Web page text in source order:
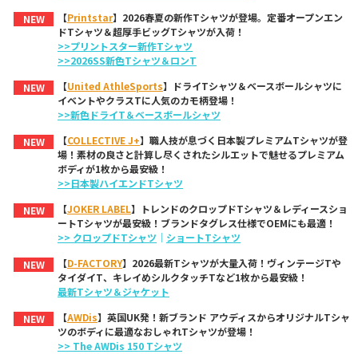
NEW
【Printstar】2026春夏の新作Tシャツが登場。定番オープンエン
ドTシャツ＆超厚手ビッグTシャツが入荷！
>>プリントスター新作Tシャツ
>>2026SS新色Tシャツ＆ロンT
NEW
【United AthleSports】ドライTシャツ＆ベースボールシャツに
イベントやクラスTに人気のカモ柄登場！
>>新色ドライT＆ベースボールシャツ
NEW
【COLLECTIVE J+】職人技が息づく日本製プレミアムTシャツが登
場！素材の良さと計算し尽くされたシルエットで魅せるプレミアム
ボディが1枚から最安級！
>>日本製ハイエンドTシャツ
NEW
【JOKER LABEL】トレンドのクロップドTシャツ＆レディースショ
ートTシャツが最安級！ブランドタグレス仕様でOEMにも最適！
>> クロップドTシャツ ｜ ショートTシャツ
NEW
【D-FACTORY】2026最新Tシャツが大量入荷！ヴィンテージTや
タイダイT、キレイめシルクタッチTなど1枚から最安級！
最新Tシャツ＆ジャケット
NEW
【AWDis】英国UK発！新ブランド アウディスからオリジナルTシャ
ツのボディに最適なおしゃれTシャツが登場！
>> The AWDis 150 Tシャツ